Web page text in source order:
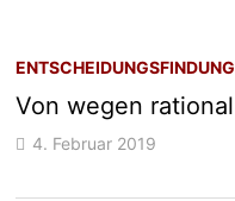
ENTSCHEIDUNGSFINDUNG
Von wegen rational
4. Februar 2019